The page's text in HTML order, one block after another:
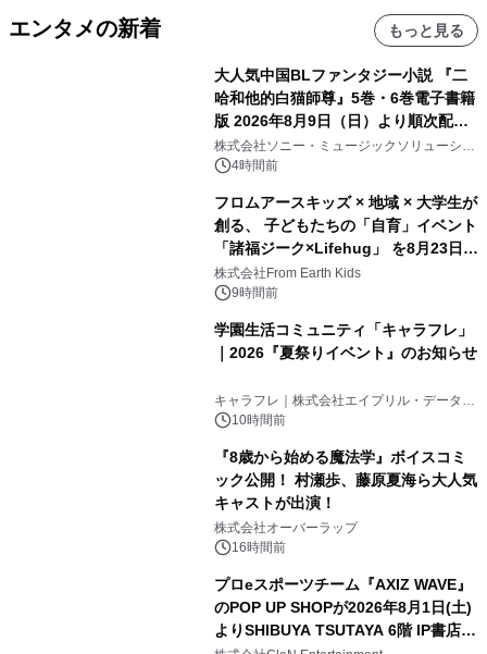
エンタメの新着 もっと見る
大人気中国BLファンタジー小説 『二
哈和他的白猫師尊』5巻・6巻電子書籍
版 2026年8月9日（日）より順次配信
開始
株式会社ソニー・ミュージックソリューショ
ンズ4時間前
フロムアースキッズ × 地域 × 大学生が
創る、 子どもたちの「自育」イベント
「諸福ジーク×Lifehug」 を8月23日
(日)開催
株式会社From Earth Kids
9時間前
学園生活コミュニティ「キャラフレ」
｜2026『夏祭りイベント』のお知らせ
キャラフレ｜株式会社エイプリル・データ・
デザインズ
10時間前
『8歳から始める魔法学』ボイスコミ
ック公開！ 村瀬歩、藤原夏海ら大人気
キャストが出演！
株式会社オーバーラップ
16時間前
プロeスポーツチーム『AXIZ WAVE』
のPOP UP SHOPが2026年8月1日(土)
よりSHIBUYA TSUTAYA 6階 IP書店で